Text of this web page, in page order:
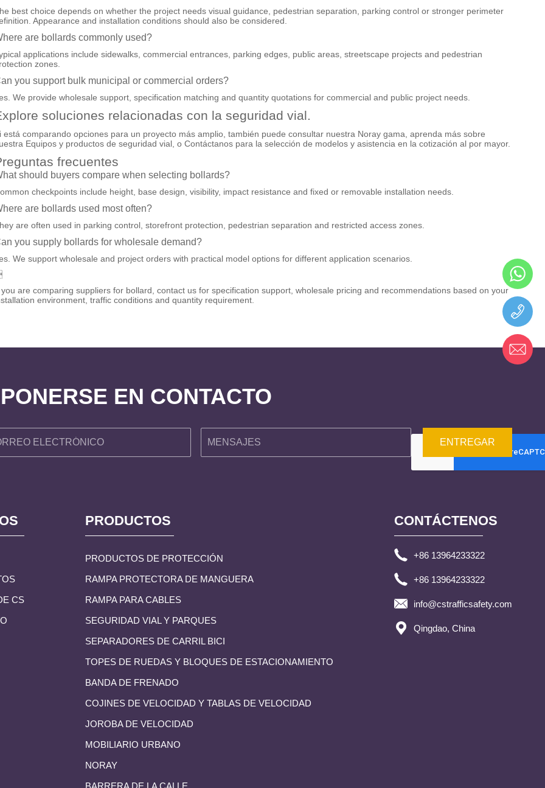
best choice depends on whether the project needs visual guidance, pedestrian separation, parking control or stronger perimeter
Appearance and installation conditions should also be considered.
are bollards commonly used?
applications include sidewalks, commercial entrances, parking edges, public areas, streetscape projects and pedestrian
zones.
you support bulk municipal or commercial orders?
We provide wholesale support, specification matching and quantity quotations for commercial and public project needs.
soluciones relacionadas con la seguridad vial.
está comparando opciones para un proyecto más amplio, también puede consultar nuestra Noraygama, aprenda más sobre
Equipos y productos de seguridad vial, o Contáctanospara la selección de modelos y asistencia en la cotización al por mayor.
frecuentes
should buyers compare when selecting bollards?
checkpoints include height, base design, visibility, impact resistance and fixed or removable installation needs.
are bollards used most often?
are often used in parking control, storefront protection, pedestrian separation and restricted access zones.
you supply bollards for wholesale demand?
We support wholesale and project orders with practical model options for different application scenarios.
you are comparing suppliers for bollard, contact us for specification support, wholesale pricing and recommendations based on your
environment, traffic conditions and quantity requirement.
PONERSE EN CONTACTO
ENTREGAR
CS
PRODUCTOS
PRODUCTOS DE PROTECCIÓN
RAMPA PROTECTORA DE MANGUERA
RAMPA PARA CABLES
SEGURIDAD VIAL Y PARQUES
SEPARADORES DE CARRIL BICI
TOPES DE RUEDAS Y BLOQUES DE ESTACIONAMIENTO
BANDA DE FRENADO
COJINES DE VELOCIDAD Y TABLAS DE VELOCIDAD
JOROBA DE VELOCIDAD
MOBILIARIO URBANO
NORAY
BARRERA DE LA CALLE
CONTÁCTENOS
+86 13964233322
+86 13964233322
info@cstrafficsafety.com
Qingdao, China